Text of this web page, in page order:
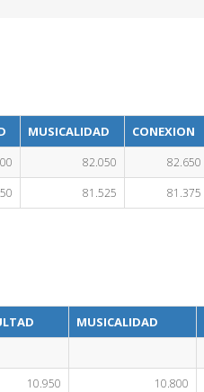
MUSICALIDAD CONEXION
82.050 82.650
81.525 81.375
MUSICALIDAD
10.950 10.800